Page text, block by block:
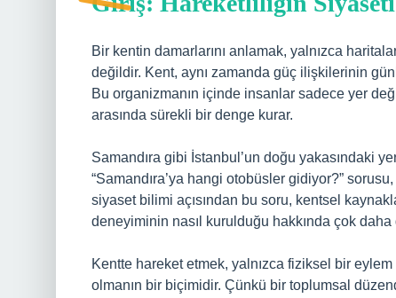
Bir kentin damarlarını anlamak, yalnızca
değildir. Kent, aynı zamanda güç ilişkilerinin
Bu organizmanın içinde insanlar sadece yer
arasında sürekli bir denge kurar.
Samandıra gibi İstanbul’un doğu yakasındaki
“Samandıra’ya hangi otobüsler gidiyor?”
siyaset bilimi açısından bu soru, kentsel
deneyiminin nasıl kurulduğu hakkında çok daha
Kentte hareket etmek, yalnızca fiziksel bir
olmanın bir biçimidir. Çünkü bir toplumsal